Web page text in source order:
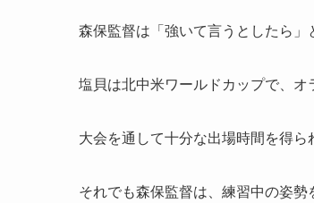
森保監督は「強いて言うとしたら」
塩貝は北中米ワールドカップで、オ
大会を通して十分な出場時間を得ら
それでも森保監督は、練習中の姿勢